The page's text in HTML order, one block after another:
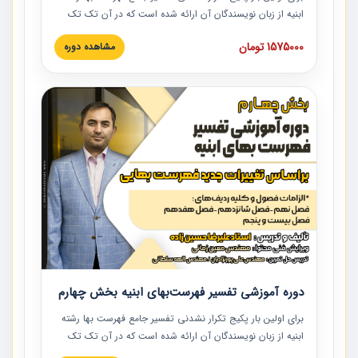
ابنیه از زبان نویسندگان آن ارائه شده است که در آن تک تک
ردیف ها و مطالب فهرست بها تفسیر و ارائه شده است. این
دوره به صورت کامل تصویری بوده و به همراه تصاویر عملیات
دوره با کلام مهندس علیرضاحسین‌زاده مدیر پروژه مهندسی
مشاور در امر بازنگری فهرست بها رشته ابنیه ارائه شده و به تمام
همکارانی که در حوزه صنعت ساخت در حال فعالیت هستند حتما
توصیه می کنیم از مطالب این دوره استفاده نمایند.
1575000 تومان مشاهده دوره
دوره آموزشی تفسیر فهرست‌بهای ابنیه بخش چهارم
برای اولین بار پکیج تکرار نشدنی تفسیر جامع فهرست بها رشته
ابنیه از زبان نویسندگان آن ارائه شده است که در آن تک تک
ردیف ها و مطالب فهرست بها تفسیر و ارائه شده است. این